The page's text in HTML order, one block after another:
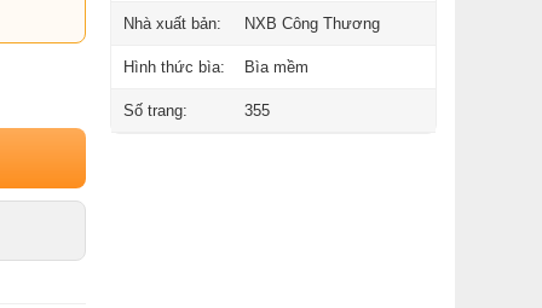
Nhà xuất bản: NXB Công Thương
Hình thức bìa: Bìa mềm
Số trang: 355